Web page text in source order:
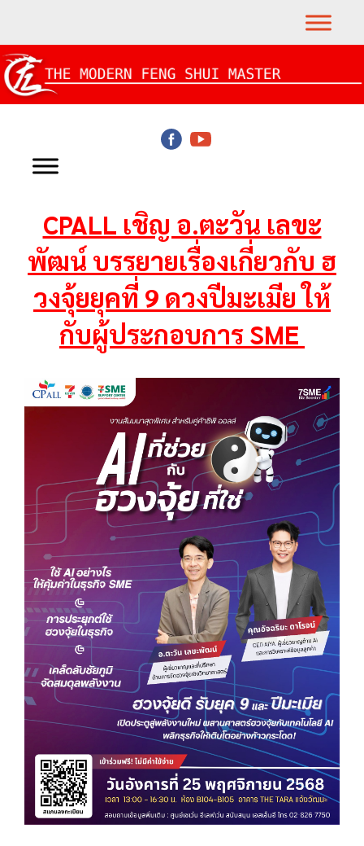
CPALL เชิญ อ.ตะวัน เลขะ
พัฒน์ บรรยายเรื่องเกี่ยวกับ ฮ
วงจุ้ยยุคที่ 9 ดวงปีมะเมีย ให้
กับผู้ประกอบการ SME